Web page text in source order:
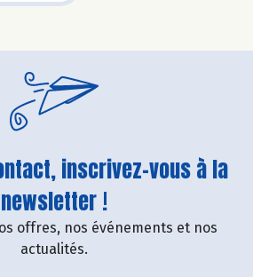
inscrivez-vous à la
newsletter !
offres, nos événements et nos
actualités.